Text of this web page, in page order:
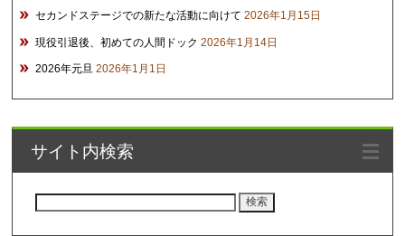
セカンドステージでの新たな活動に向けて 2026年1月15日
現役引退後、初めての人間ドック 2026年1月14日
2026年元旦 2026年1月1日
サイト内検索